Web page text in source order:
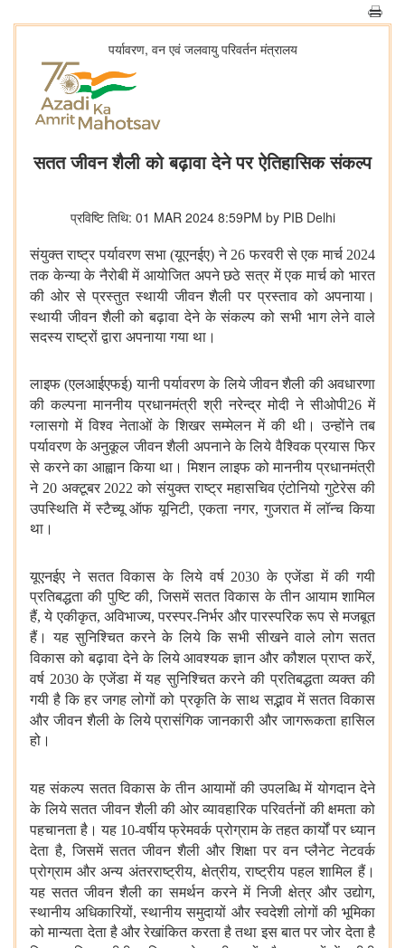
पर्यावरण, वन एवं जलवायु परिवर्तन मंत्रालय
सतत जीवन शैली को बढ़ावा देने पर ऐतिहासिक संकल्प
प्रविष्टि तिथि: 01 MAR 2024 8:59PM by PIB Delhi
संयुक्त राष्ट्र पर्यावरण सभा (यूएनईए) ने26फरवरी से एक मार्च2024
तक केन्या के नैरोबी में आयोजित अपने छठे सत्र में एक मार्च को भारत
की ओर से प्रस्तुत स्थायी जीवन शैली पर प्रस्ताव को अपनाया।
स्थायी जीवन शैली को बढ़ावा देने के संकल्प को सभी भाग लेने वाले
सदस्य राष्ट्रों द्वारा अपनाया गया था।
लाइफ (एलआईएफई) यानी पर्यावरण के लिये जीवन शैली की अवधारणा
की कल्पना माननीय प्रधानमंत्री श्री नरेन्द्र मोदी ने सीओपी26में
ग्लासगो में विश्व नेताओं के शिखर सम्मेलन में की थी। उन्होंने तब
पर्यावरण के अनुकूल जीवन शैली अपनाने के लिये वैश्विक प्रयास फिर
से करने का आह्वान किया था। मिशन लाइफ को माननीय प्रधानमंत्री
ने 20 अक्टूबर2022को संयुक्त राष्ट्र महासचिव एंटोनियो गुटेरेस की
उपस्थिति में स्टैच्यू ऑफ यूनिटी,एकता नगर,गुजरात में लॉन्च किया
था।
यूएनईए ने सतत विकास के लिये वर्ष2030के एजेंडा में की गयी
प्रतिबद्धता की पुष्टि की,जिसमें सतत विकास के तीन आयाम शामिल
हैं,ये एकीकृत,अविभाज्य,परस्पर-निर्भर और पारस्परिक रूप से मजबूत
हैं।
यह सुनिश्चित करने के लिये कि सभी सीखने वाले लोग सतत
विकास को बढ़ावा देने के लिये आवश्यक ज्ञान और कौशल प्राप्त करें,
वर्ष 2030के एजेंडा में यह सुनिश्चित करने की प्रतिबद्धता व्यक्त की
गयी है कि हर जगह लोगों को प्रकृति के साथ सद्भाव में सतत विकास
और जीवन शैली के लिये प्रासंगिक जानकारी और जागरूकता हासिल
हो।
यह संकल्प सतत विकास के तीन आयामों की उपलब्धि में योगदान देने
के लिये सतत जीवन शैली की ओर व्यावहारिक परिवर्तनों की क्षमता को
पहचानता है। यह 10-वर्षीय फ्रेमवर्क प्रोग्राम के तहत कार्यों पर ध्यान
देता है,जिसमें सतत जीवन शैली और शिक्षा पर वन प्लैनेट नेटवर्क
प्रोग्राम और अन्य अंतरराष्ट्रीय, क्षेत्रीय,राष्ट्रीय पहल शामिल हैं।
यह सतत जीवन शैली का समर्थन करने में निजी क्षेत्र और उद्योग,
स्थानीय अधिकारियों,स्थानीय समुदायों और स्वदेशी लोगों की भूमिका
को मान्यता देता है और रेखांकित करता है तथा इस बात पर जोर देता है